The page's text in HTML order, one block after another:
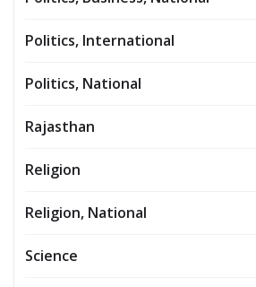
Politics, International
Politics, National
Rajasthan
Religion
Religion, National
Science